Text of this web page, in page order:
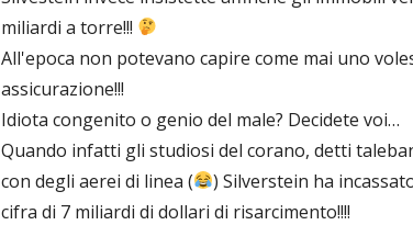
miliardi a torre!!!
All'epoca non potevano capire come mai uno
assicurazione!!!
Idiota congenito o genio del male? Decidete voi…
Quando infatti gli studiosi del corano, detti
con degli aerei di linea (
) Silverstein ha
cifra di 7 miliardi di dollari di risarcimento!!!!